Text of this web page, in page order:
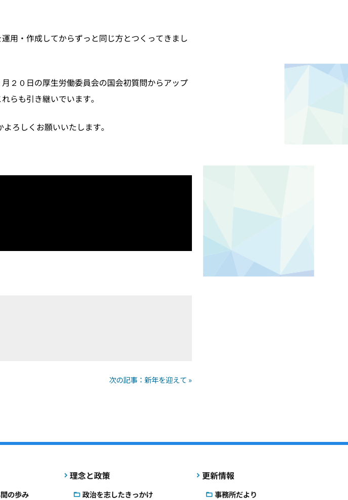
用・作成してからずっと同じ方とつくってきまし
２０日の厚生労働委員会の国会初質問からアップ
らも引き継いでいます。
ろしくお願いいたします。
次の記事：新年を迎えて »
の歩み
理念と政策
政治を志したきっかけ
更新情報
事務所だより